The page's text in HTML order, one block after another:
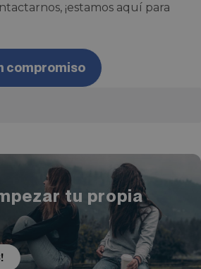
¡estamos aquí para
compromiso
tu propia